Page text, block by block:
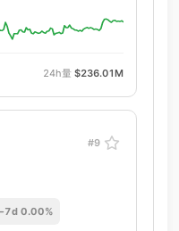
24h量 $236.01M
#9
7d 0.00%